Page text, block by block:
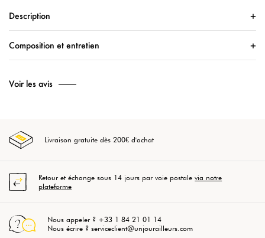
Description
Composition et entretien
Voir les avis
Livraison gratuite dès 200€ d'achat
Retour et échange sous 14 jours par voie postalevia notre
plateforme
Nous appeler ? +33 1 84 21 01 14
Nous écrire ? serviceclient@unjourailleurs.com